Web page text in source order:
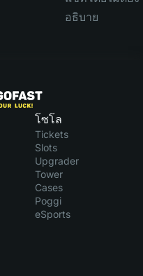
อธิบาย
โซโล
Tickets
Slots
Upgrader
Tower
Cases
Poggi
eSports